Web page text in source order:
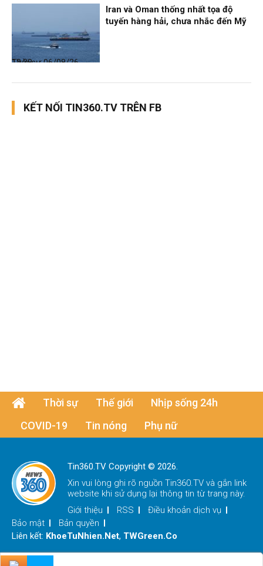
Thời sự
06/08/26, 12:38
Iran và Oman thống nhất tọa độ
tuyến hàng hải, chưa nhắc đến Mỹ
KẾT NỐI TIN360.TV TRÊN FB
Thời sự Thế giới
Nhịp sống 24h
COVID-19
Tin nóng Phụ nữ
Tin360.TV Copyright © 2026.
Xin vui lòng ghi rõ nguồn Tin360.TV và gắn link
website khi sử dụng lại thông tin từ trang này.
Giới thiệu
RSS
Điều khoản dịch vụ
Bảo mật
Bản quyền
Liên kết: KhoeTuNhien.Net, TWGreen.Co
x